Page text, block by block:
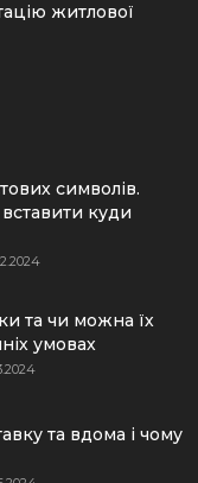
житлової
символів.
куди
та чи можна їх
умовах
та вдома і чому